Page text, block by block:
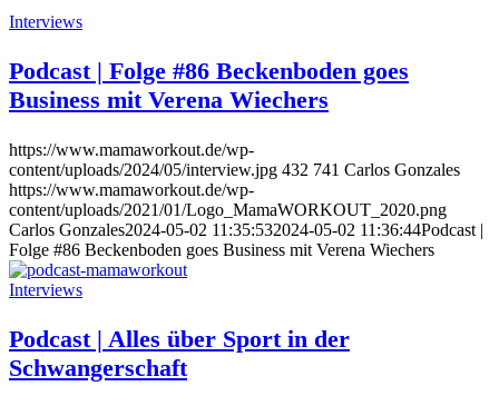
Interviews
Podcast | Folge #86 Beckenboden goes
Business mit Verena Wiechers
https://www.mamaworkout.de/wp-
content/uploads/2024/05/interview.jpg 432 741 Carlos Gonzales
https://www.mamaworkout.de/wp-
content/uploads/2021/01/Logo_MamaWORKOUT_2020.png
Carlos Gonzales2024-05-02 11:35:532024-05-02 11:36:44Podcast |
Folge #86 Beckenboden goes Business mit Verena Wiechers
Interviews
Podcast | Alles über Sport in der
Schwangerschaft